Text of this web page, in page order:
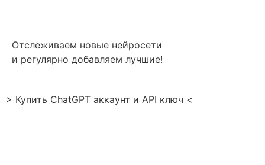
Отслеживаем новые нейросети
и регулярно добавляем лучшие!
> Купить ChatGPT аккаунт и API ключ <